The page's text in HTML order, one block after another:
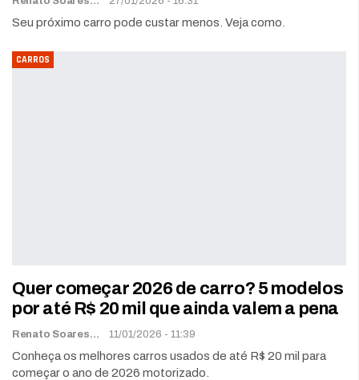
Seu próximo carro pode custar menos. Veja como.
CARROS
Quer começar 2026 de carro? 5 modelos
por até R$ 20 mil que ainda valem a pena
Renato Soares 11/01/2026 - 11:39
Conheça os melhores carros usados de até R$ 20 mil para
começar o ano de 2026 motorizado.